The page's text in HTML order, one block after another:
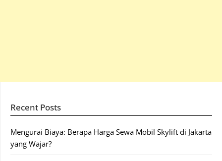
Recent Posts
Mengurai Biaya: Berapa Harga Sewa Mobil Skylift di Jakarta
yang Wajar?